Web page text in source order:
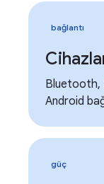
bağlantı
Bluetooth,
Android
güç